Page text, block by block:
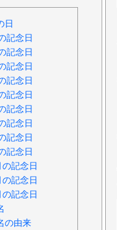
日
記念日
記念日
記念日
記念日
記念日
記念日
記念日
記念日
記念日
の記念日
の記念日
の記念日
の由来